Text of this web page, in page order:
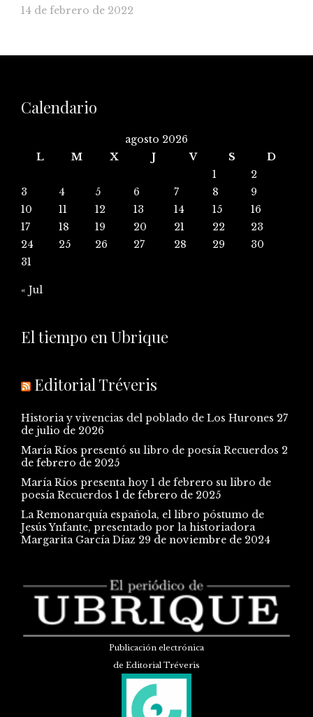
14 de febrero de 2022
Calendario
agosto 2026
L
M X J V S
D
1
2
3
4 5 6 7 8
9
10
11 12 13 14 15
16
17
18 19 20 21 22
23
24
25 26 27 28 29
30
31
« Jul
El tiempo en Ubrique
Editorial Tréveris
Historia y vivencias del poblado de Los Hurones 27
de julio de 2026
María Ríos presentó su libro de poesía Recuerdos 2
de febrero de 2025
María Ríos presenta hoy 1 de febrero su libro de
poesía Recuerdos 1 de febrero de 2025
La Remonarquía española, el libro póstumo de
Jesús Ynfante, presentado por la historiadora
Margarita García Díaz 29 de noviembre de 2024
Publicación electrónica
de Editorial Tréveris